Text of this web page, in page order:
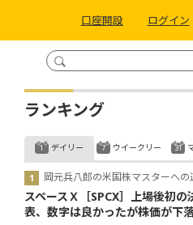
口座開設 ログイン
ランキング
デイリー
岡元兵八郎の米国株マスターへの
スペースＸ［SPCX］上場後初の
表、数字は良かったが株価が下
ウイークリー